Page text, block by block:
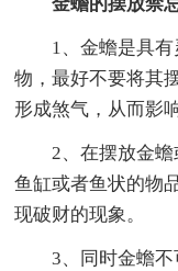
金蟾的摆放禁
1、金蟾是具
物，最好不要将其
形成煞气，从而影
2、在摆放金
鱼缸或者鱼状的物
现破财的现象。
3、同时金蟾